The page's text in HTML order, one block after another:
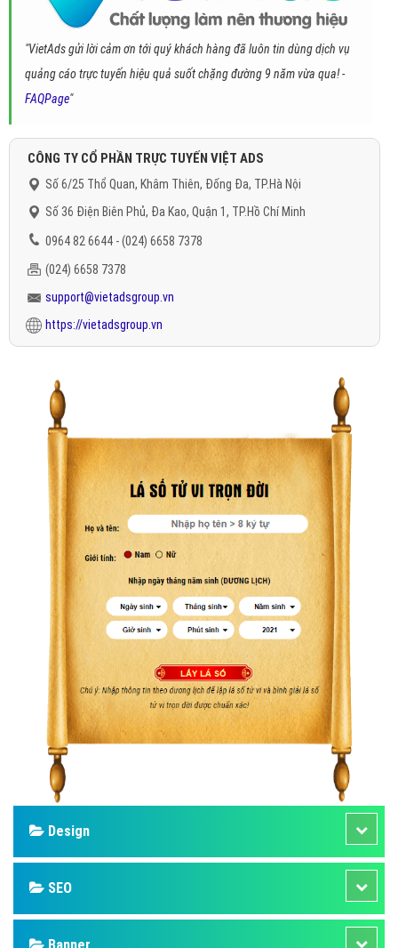
"VietAds gửi lời cảm ơn tới quý khách hàng đã luôn tin dùng dịch vụ
quảng cáo trực tuyến hiệu quả suốt chặng đường 9 năm vừa qua! -
FAQPage"
CÔNG TY CỔ PHẦN TRỰC TUYẾN VIỆT ADS
Số 6/25 Thổ Quan, Khâm Thiên, Đống Đa, TP.Hà Nội
Số 36 Điện Biên Phủ, Đa Kao, Quận 1, TP.Hồ Chí Minh
0964 82 6644 - (024) 6658 7378
(024) 6658 7378
support@vietadsgroup.vn
https://vietadsgroup.vn
Design
SEO